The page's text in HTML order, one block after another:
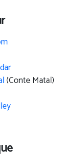
(Conte Matal)